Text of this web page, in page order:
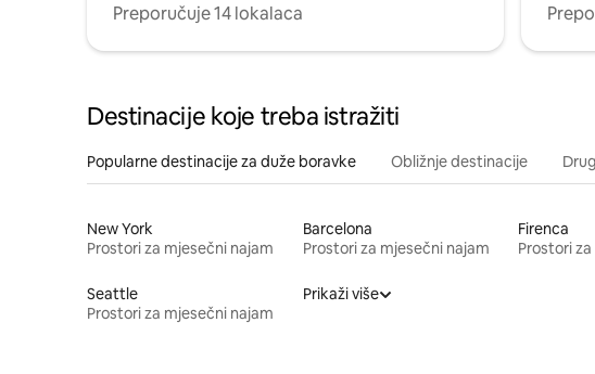
Preporučuje 14 lokalaca
Destinacije koje treba istražiti
Popularne destinacije za duže boravke Obližnje destinacije
New York
Prostori za mjesečni najam
Barcelona
Prostori za mjesečni najam
Firenca
Prostori
Seattle
Prostori za mjesečni najam
Prikaži više